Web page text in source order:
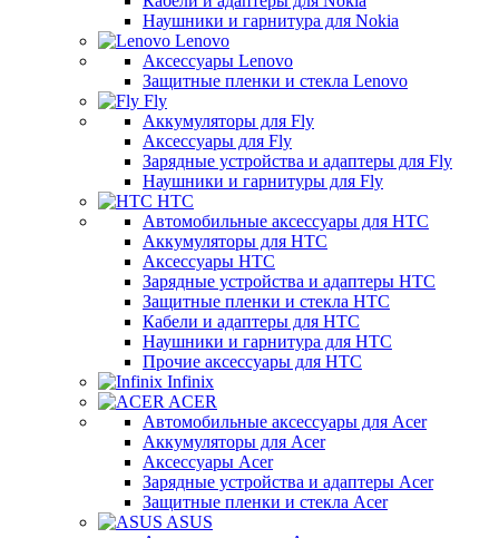
Наушники и гарнитура для Nokia
Lenovo
Аксессуары Lenovo
Защитные пленки и стекла Lenovo
Fly
Аккумуляторы для Fly
Аксессуары для Fly
Зарядные устройства и адаптеры для Fly
Наушники и гарнитуры для Fly
HTC
Автомобильные аксессуары для HTC
Аккумуляторы для HTC
Аксессуары HTC
Зарядные устройства и адаптеры HTC
Защитные пленки и стекла HTC
Кабели и адаптеры для HTC
Наушники и гарнитура для HTC
Прочие аксессуары для HTC
Infinix
ACER
Автомобильные аксессуары для Acer
Аккумуляторы для Acer
Аксессуары Acer
Зарядные устройства и адаптеры Acer
Защитные пленки и стекла Acer
ASUS